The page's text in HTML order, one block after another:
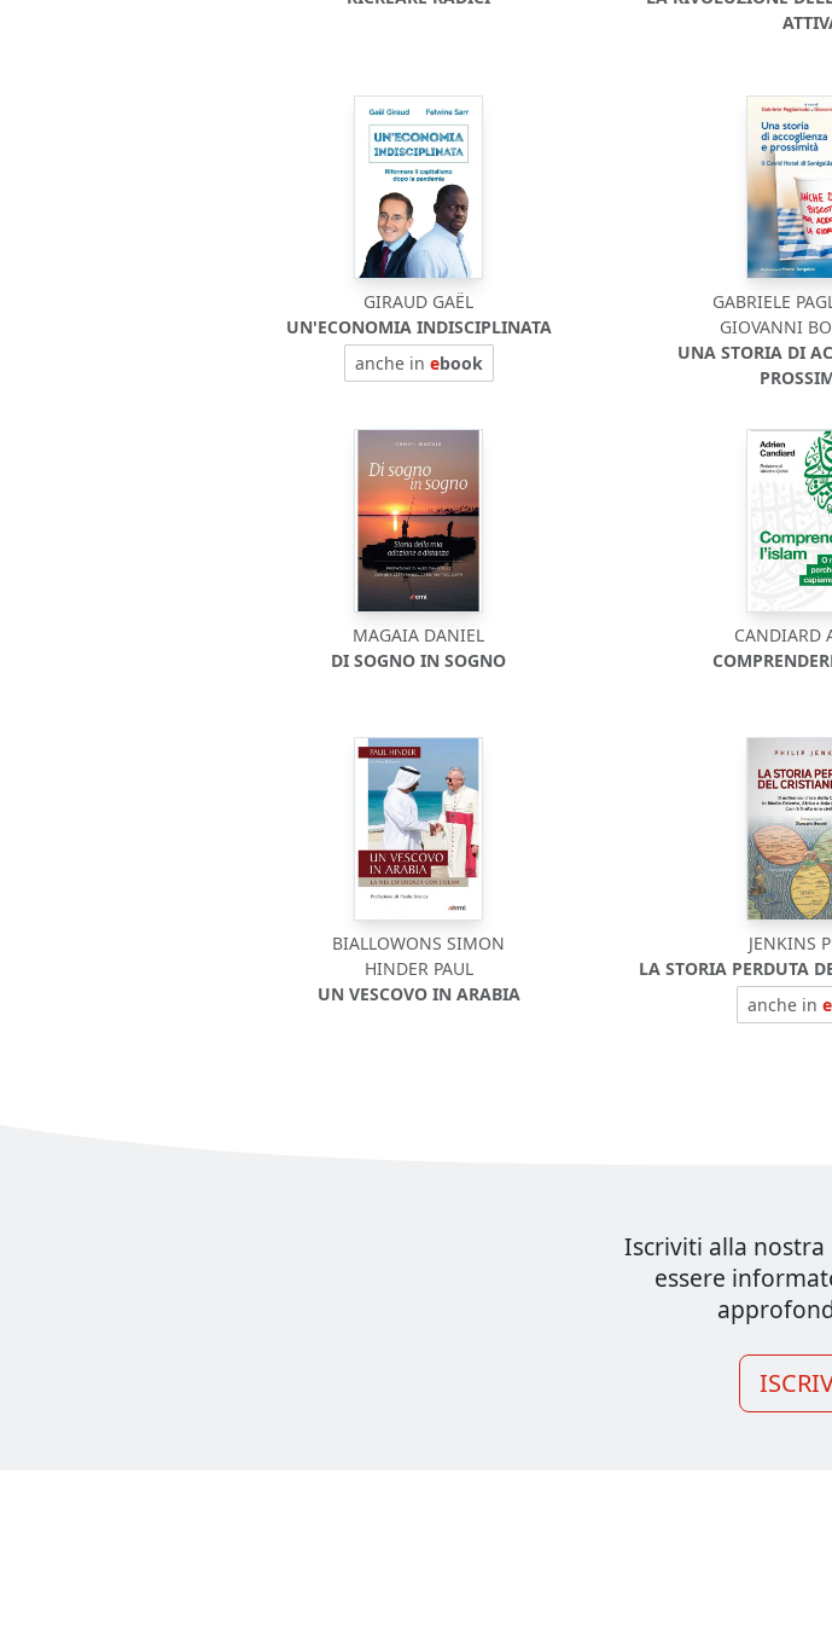
GIRAUD GAËL
UN'ECONOMIA INDISCIPLINATA
anche in ebook
GABRIELE
GIOVANNI
UNA STORIA DI
MAGAIA DANIEL
DI SOGNO IN SOGNO
CANDIARD
BIALLOWONS SIMON
HINDER PAUL
UN VESCOVO IN ARABIA
JENKINS
LA STORIA PERDUTA
anche in e
Iscriviti alla nostra
essere